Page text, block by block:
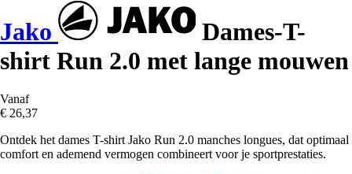
Jako
Dames-T-
shirt Run 2.0 met lange mouwen
Vanaf
€ 26,37
Ontdek het dames T-shirt Jako Run 2.0 manches longues, dat optimaal
comfort en ademend vermogen combineert voor je sportprestaties.